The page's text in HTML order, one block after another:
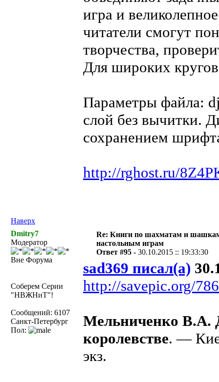
игра и
читатели смогут
творчества,
Для широких
Параметры файла:
слой без вычитки.
сохранением
http://rghost.ru/
Наверх
Dmitry7
Модератор
Вне Форума
Соберем Серии
"НВЖНиТ"!
Сообщений: 6107
Санкт-Петербург
Пол:
Re: Книги по шахматам и
настольным играм
Ответ #95 -30.10.2015 :: 19:33:30
sad369 писал(а)
http://savepic.org/
Мельниченко В.А.
королевстве. —
экз.